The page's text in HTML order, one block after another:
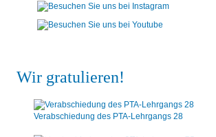
Wir gratulieren!
Verabschiedung des PTA-Lehrgangs 28